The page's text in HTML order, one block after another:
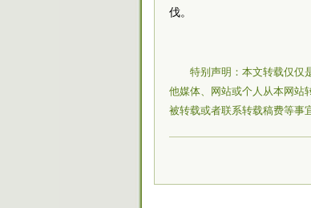
伐。
特别声明：本文转载仅仅
他媒体、网站或个人从本网站
被转载或者联系转载稿费等事